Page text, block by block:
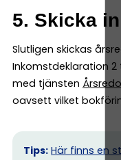
5. Skicka
Slutligen skickas
Inkomstdeklaration 2
med tjänsten
oavsett vilket
Tips: Här finns en